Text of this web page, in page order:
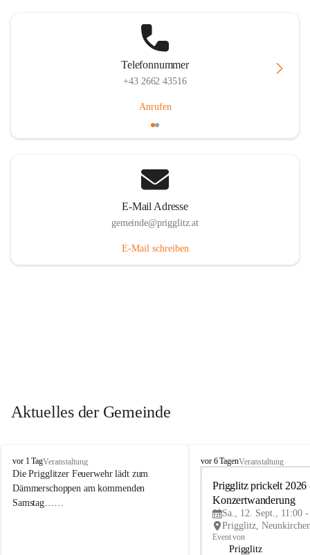
Telefonnummer
+43 2662 43516
Anrufen
E-Mail Adresse
gemeinde@prigglitz.at
E-Mail schreiben
Aktuelles der Gemeinde
P
r
i
g
vor 1 TagVeranstaltung
Die Prigglitzer Feuerwehr lädt zum
Dämmerschoppen am kommenden
Samstag……
P
vor 6 TagenVeranstaltung
Prigglitz prickelt 2026
Konzertwanderung
Sa., 12. Sept., 11:00
Event von
Prigglitz